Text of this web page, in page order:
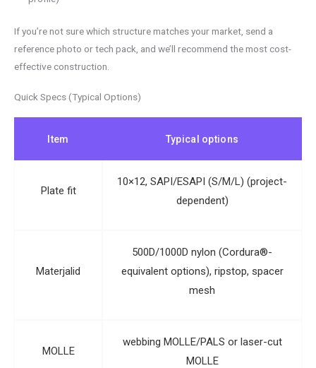
If you’re not sure which structure matches your market, send a
reference photo or tech pack, and we’ll recommend the most cost-
effective construction.
Quick Specs (Typical Options)
Item Typical options
Plate fit
10×12, SAPI/ESAPI (S/M/L) (project-
dependent)
Materjalid
500D/1000D nylon (Cordura®-
equivalent options), ripstop, spacer
mesh
MOLLE
webbing MOLLE/PALS or laser-cut
MOLLE